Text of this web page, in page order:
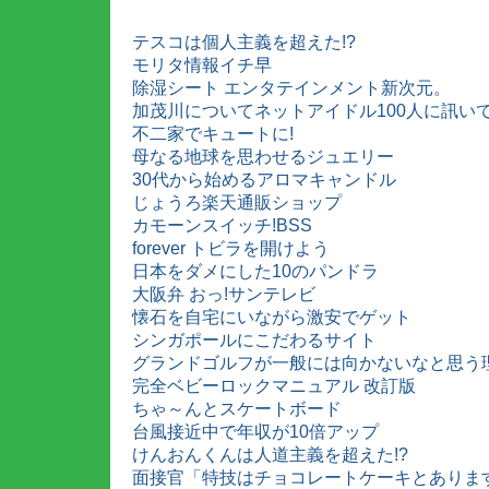
テスコは個人主義を超えた!?
モリタ情報イチ早
除湿シート エンタテインメント新次元。
加茂川についてネットアイドル100人に訊い
不二家でキュートに!
母なる地球を思わせるジュエリー
30代から始めるアロマキャンドル
じょうろ楽天通販ショップ
カモーンスイッチ!BSS
forever トビラを開けよう
日本をダメにした10のパンドラ
大阪弁 おっ!サンテレビ
懐石を自宅にいながら激安でゲット
シンガポールにこだわるサイト
グランドゴルフが一般には向かないなと思う
完全ベビーロックマニュアル 改訂版
ちゃ～んとスケートボード
台風接近中で年収が10倍アップ
けんおんくんは人道主義を超えた!?
面接官「特技はチョコレートケーキとありま